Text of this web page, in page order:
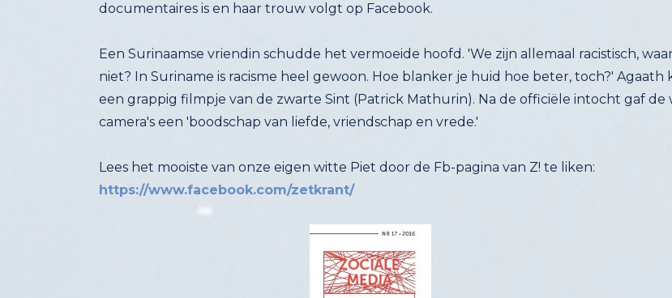
documentaires is en haar trouw volgt op Facebook.
Een Surinaamse vriendin schudde het vermoeide hoofd. 'We zijn allemaal racistisch,
niet? In Suriname is racisme heel gewoon. Hoe blanker je huid hoe beter, toch?'
een grappig filmpje van de zwarte Sint (Patrick Mathurin). Na de officiële intocht gaf de
camera's een 'boodschap van liefde, vriendschap en vrede.'
Lees het mooiste van onze eigen witte Piet door de Fb-pagina van Z! te liken:
https://www.facebook.com/zetkrant/